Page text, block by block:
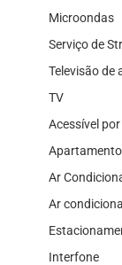
Microondas
Serviço de
Televisão de
TV
Acessível
Ar
Ar
Interfone